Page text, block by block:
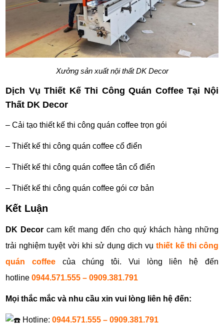
Xưởng sản xuất nội thất DK Decor
Dịch Vụ Thiết Kế Thi Công Quán Coffee Tại Nội
Thất DK Decor
– Cải tạo thiết kế thi công quán coffee trọn gói
– Thiết kế thi công quán coffee cổ điển
– Thiết kế thi công quán coffee tân cổ điển
– Thiết kế thi công quán coffee gói cơ bản
Kết Luận
DK Decor cam kết mang đến cho quý khách hàng những
trải nghiệm tuyệt vời khi sử dụng dịch vụthiết kế thi công
quán coffee
của chúng tôi. Vui lòng liên hệ đến
hotline 0944.571.555 – 0909.381.791
Mọi thắc mắc và nhu cầu xin vui lòng liên hệ đến:
Hotline:0944.571.555 – 0909.381.791